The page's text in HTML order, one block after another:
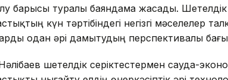
барысы туралы баяндама жасады.
күн тәртібіндегі негізгі мәселелер
одан әрі дамытудың перспективалы
шетелдік серіктестермен сауда-